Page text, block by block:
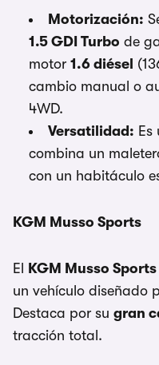
Motorización:
1.5 GDI Turbo de
motor 1.6 diésel
cambio manual o
4WD.
Versatilidad:
combina un
con un habitáculo
KGM Musso Sports
El KGM Musso Sports
un vehículo diseñado
Destaca por su gran
tracción total.